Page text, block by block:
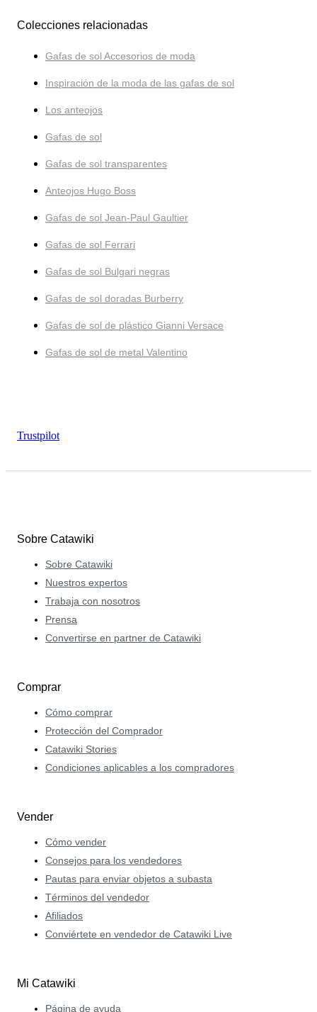
Colecciones relacionadas
Gafas de sol Accesorios de moda
Inspiración de la moda de las gafas de sol
Los anteojos
Gafas de sol
Gafas de sol transparentes
Anteojos Hugo Boss
Gafas de sol Jean-Paul Gaultier
Gafas de sol Ferrari
Gafas de sol Bulgari negras
Gafas de sol doradas Burberry
Gafas de sol de plástico Gianni Versace
Gafas de sol de metal Valentino
Trustpilot
Sobre Catawiki
Sobre Catawiki
Nuestros expertos
Trabaja con nosotros
Prensa
Convertirse en partner de Catawiki
Comprar
Cómo comprar
Protección del Comprador
Catawiki Stories
Condiciones aplicables a los compradores
Vender
Cómo vender
Consejos para los vendedores
Pautas para enviar objetos a subasta
Términos del vendedor
Afiliados
Conviértete en vendedor de Catawiki Live
Mi Catawiki
Página de ayuda